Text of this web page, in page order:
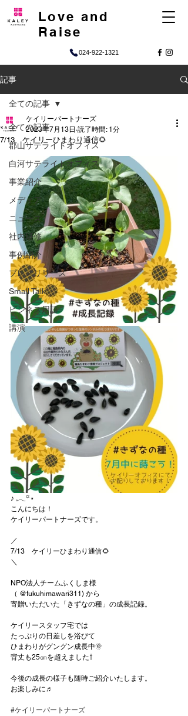
024-922-1321
Love and
Raise
記事
全ての記事
郡山サテライトオフィス
白河サテライトオフィス
事業紹介
メディア
ニュース
社内研修
事例紹介
プレスリリース
Small Talk
ビジネス用語
講演
全ての記事
7/13 ケイリーひまわり通信🌻
ケイリーパートナーズ
2023年7月13日 読了時間: 1分
‎♪ 𓈒𓂃꙳⋆
こんにちは！
ケイリーパートナーズです。
／
7/13　ケイリーひまわり通信🌻
＼
NPO法人チームふくしま様
（ @fukuhimawari311) から
寄贈いただいた「きずなの種」の成長記録。
ケイリースタッフ宅では
たっぷりの日差しを浴びて
ひまわりがグングン成長中🌞
背丈も25㎝を超えました⇧
今後の成長の様子も随時ご紹介いたします。
お楽しみに♬
#ケイリーパートナーズ